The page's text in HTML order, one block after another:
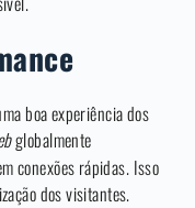
boa experiência dos
globalmente
conexões rápidas. Isso
dos visitantes.